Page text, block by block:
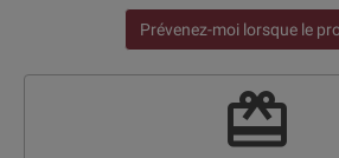
Prévenez-moi lorsque le
redeem